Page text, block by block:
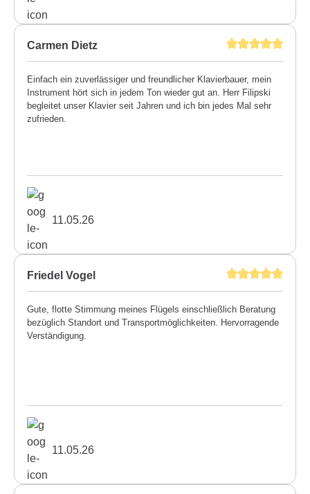
Carmen Dietz
Einfach ein zuverlässiger und freundlicher Klavierbauer, mein
Instrument hört sich in jedem Ton wieder gut an. Herr Filipski
begleitet unser Klavier seit Jahren und ich bin jedes Mal sehr
zufrieden.
11.05.26
Friedel Vogel
Gute, flotte Stimmung meines Flügels einschließlich Beratung
bezüglich Standort und Transportmöglichkeiten. Hervorragende
Verständigung.
11.05.26